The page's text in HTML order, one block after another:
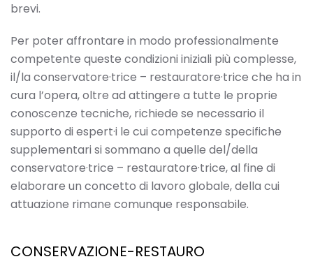
brevi.
Per poter affrontare in modo professionalmente
competente queste condizioni iniziali più complesse,
il/la conservatore·trice – restauratore·trice che ha in
cura l’opera, oltre ad attingere a tutte le proprie
conoscenze tecniche, richiede se necessario il
supporto di espert·i le cui competenze specifiche
supplementari si sommano a quelle del/della
conservatore·trice – restauratore·trice, al fine di
elaborare un concetto di lavoro globale, della cui
attuazione rimane comunque responsabile.
CONSERVAZIONE-RESTAURO